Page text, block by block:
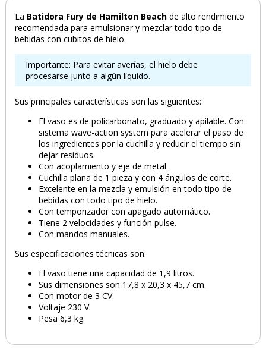
La Batidora Fury de Hamilton Beachde alto rendimiento
recomendada para emulsionar y mezclar todo tipo de
bebidas con cubitos de hielo.
Importante: Para evitar averías, el hielo debe
procesarse junto a algún líquido.
Sus principales características son las siguientes:
El vaso es de policarbonato, graduado y apilable. Con
sistema wave-action system para acelerar el paso de
los ingredientes por la cuchilla y reducir el tiempo sin
dejar residuos.
Con acoplamiento y eje de metal.
Cuchilla plana de 1 pieza y con 4 ángulos de corte.
Excelente en la mezcla y emulsión en todo tipo de
bebidas con todo tipo de hielo.
Con temporizador con apagado automático.
Tiene 2 velocidades y función pulse.
Con mandos manuales.
Sus especificaciones técnicas son:
El vaso tiene una capacidad de 1,9 litros.
Sus dimensiones son 17,8 x 20,3 x 45,7 cm.
Con motor de 3 CV.
Voltaje 230 V.
Pesa 6,3 kg.